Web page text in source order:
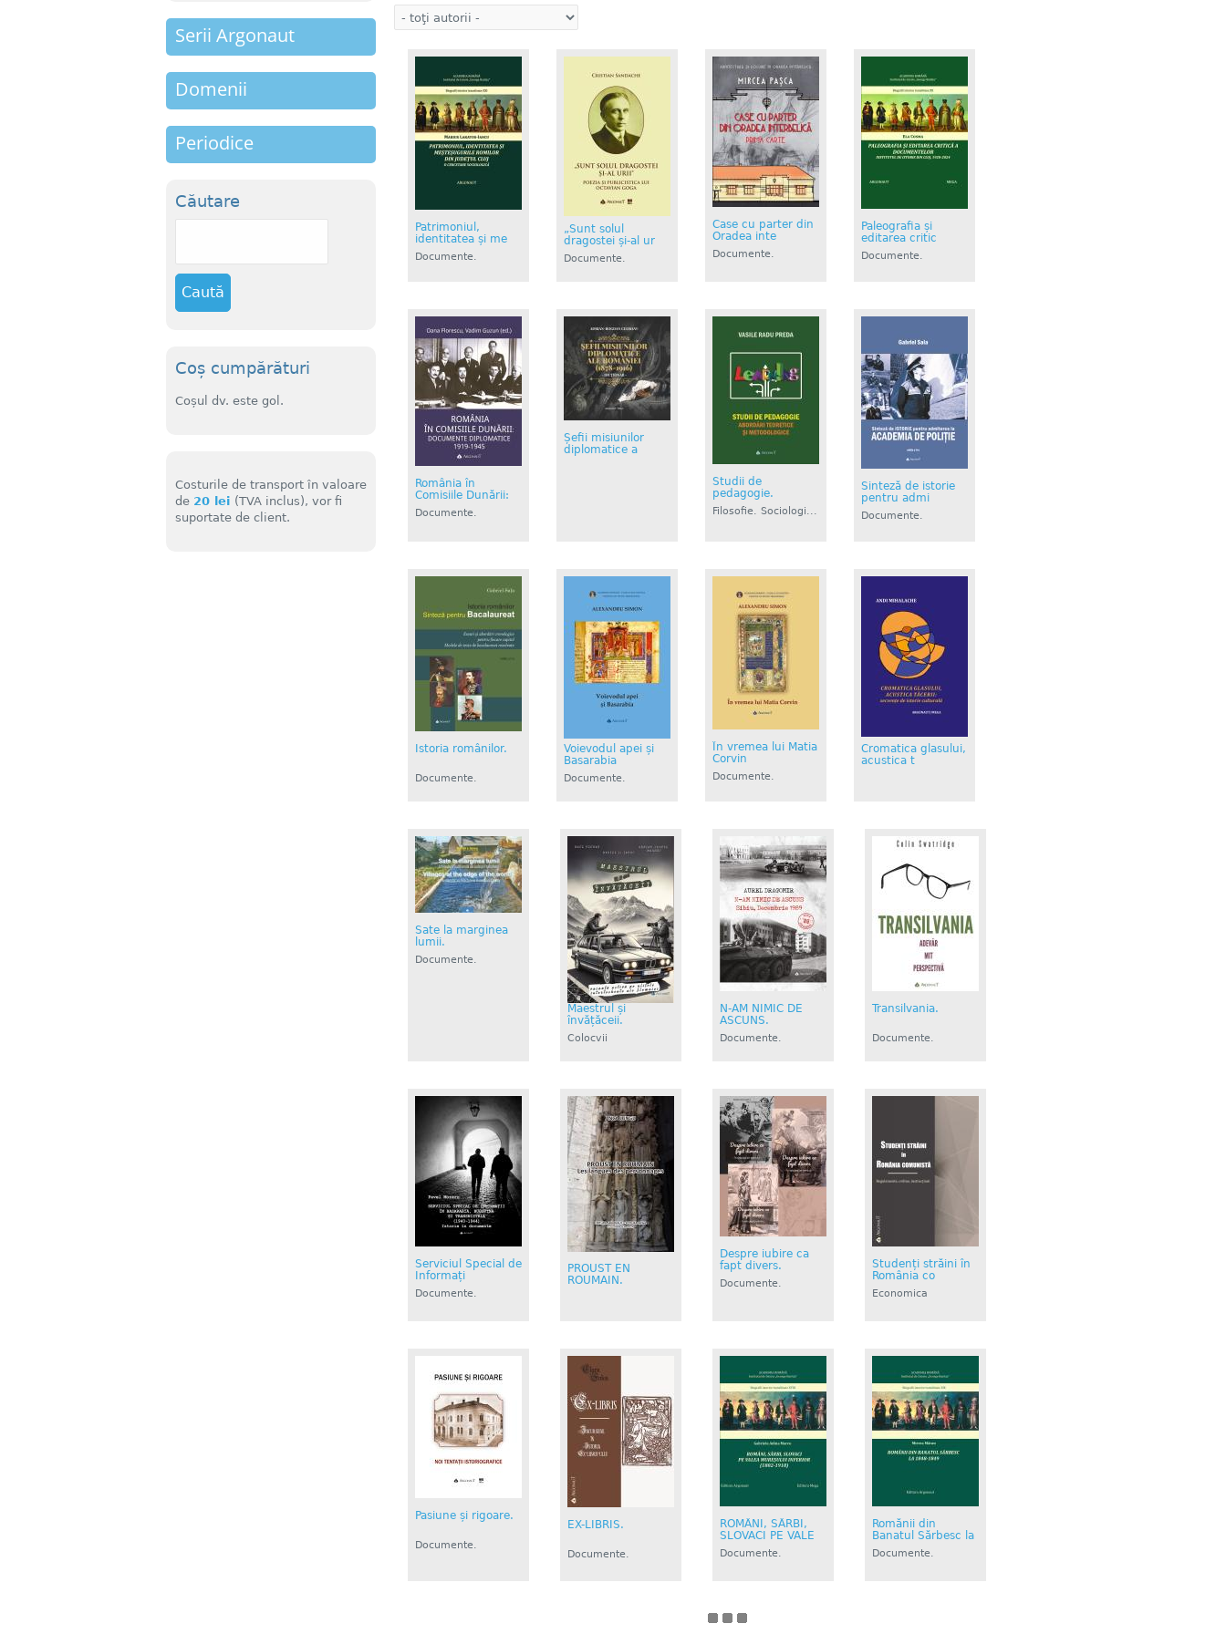
e
n
Patrimoniul,
identitatea și me
Documente.
„Sunt solul
dragostei și-al ur
Documente.
Case cu parter din
Oradea inte
Documente.
Paleografia și
editarea critic
Documente.
România în
Comisiile Dunării:
Documente.
Șefii misiunilor
diplomatice a
Studii de
pedagogie.
Filosofie. Sociologi...
Sinteză de istorie
pentru admi
Documente.
Istoria românilor.
Documente.
Voievodul apei și
Basarabia
Documente.
În vremea lui Matia
Corvin
Documente.
Cromatica glasului,
acustica t
Sate la marginea
lumii.
Documente.
Maestrul și
învățăceii.
Colocvii
N-AM NIMIC DE
ASCUNS.
Documente.
Transilvania.
Documente.
Serviciul Special de
Informați
Documente.
PROUST EN
ROUMAIN.
Despre iubire ca
fapt divers.
Documente.
Studenți străini în
România co
Economica
Pasiune și rigoare.
Documente.
EX-LIBRIS.
Documente.
ROMÂNI, SÂRBI,
SLOVACI PE VALE
Documente.
Romănii din
Banatul Sărbesc la
Documente.
Serii Argonaut
Domenii
Periodice
Căutare
t
ă
Coș cumpărături
Coșul dv. este gol.
Costurile de transport în valoare
de 20 lei (TVA inclus), vor fi
suportate de client.